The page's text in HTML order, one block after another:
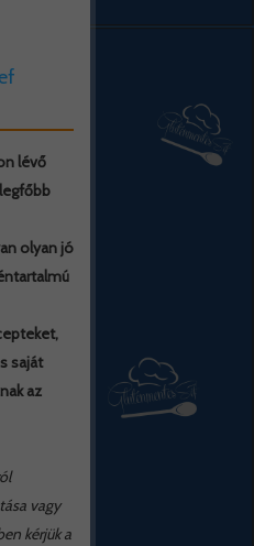
lévő
olyan jó
saját
az
vagy
kérjük a